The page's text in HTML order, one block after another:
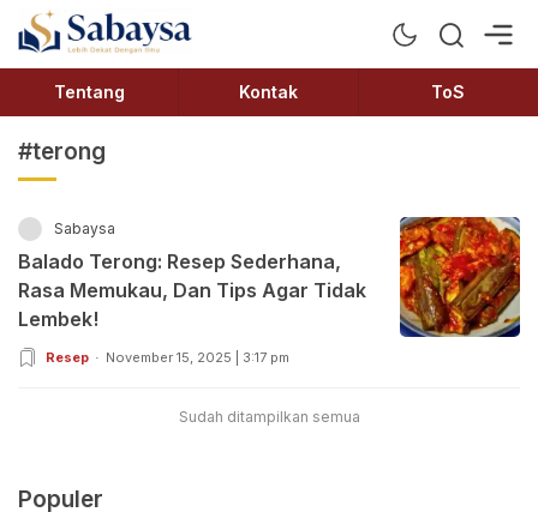
Sabaysa
Lebih Dekat Dengan Ilmu
Tentang Kontak ToS
#terong
Sabaysa
Balado Terong: Resep Sederhana,
Rasa Memukau, Dan Tips Agar Tidak
Lembek!
Resep November 15, 2025 | 3:17 pm
Sudah ditampilkan semua
Populer